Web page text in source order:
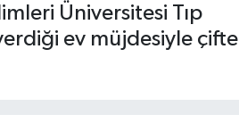
Üniversitesi Tıp
ev müjdesiyle çifte